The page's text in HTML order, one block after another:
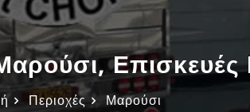
Περιοχές Μαρούσι